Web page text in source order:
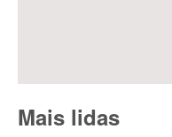
Mais lidas